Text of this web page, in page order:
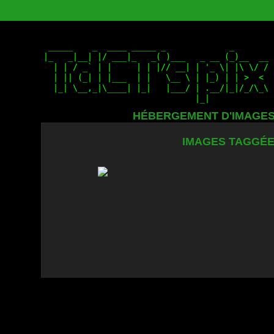
HÉBERGEMENT
IMAGES